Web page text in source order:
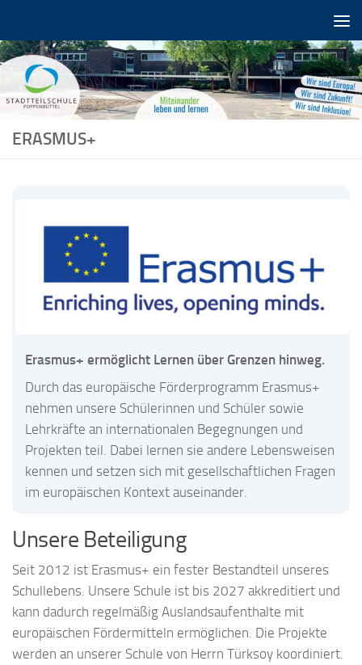
ERASMUS+
Erasmus+ ermöglicht Lernen über Grenzen hinweg.
Durch das europäische Förderprogramm Erasmus+
nehmen unsere Schülerinnen und Schüler sowie
Lehrkräfte an internationalen Begegnungen und
Projekten teil. Dabei lernen sie andere Lebensweisen
kennen und setzen sich mit gesellschaftlichen Fragen
im europäischen Kontext auseinander.
Unsere Beteiligung
Seit 2012 ist Erasmus+ ein fester Bestandteil unseres
Schullebens. Unsere Schule ist bis 2027 akkreditiert und
kann dadurch regelmäßig Auslandsaufenthalte mit
europäischen Fördermitteln ermöglichen. Die Projekte
werden an unserer Schule von Herrn Türksoy koordiniert.